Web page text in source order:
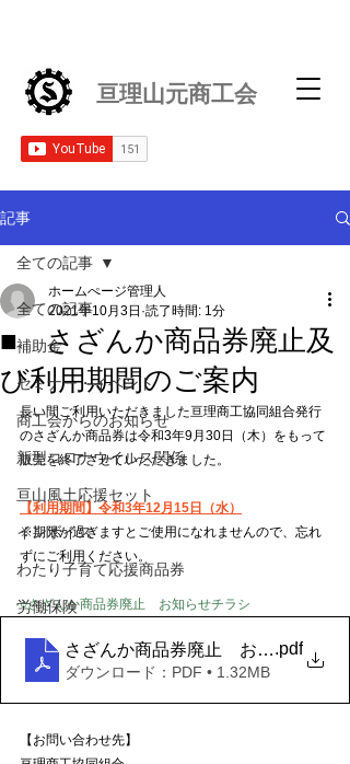
亘理山元商工会
記事
全ての記事
補助金
セミナー・イベント
商工会からのお知らせ
新型コロナウイルス関係
亘山風土応援セット
インボイス
わたり子育て応援商品券
労働保険
全ての記事
■ さざんか商品券廃止及
び利用期間のご案内
ホームぺージ管理人
2021年10月3日 読了時間: 1分
長い間ご利用いただきました亘理商工協同組合発行
のさざんか商品券は令和3年9月30日（木）をもって
販売を終了させていただきました。
【利用期間】令和3年12月15日（水）
※期限が過ぎますとご使用になれませんので、忘れ
ずにご利用ください。
○さざんか商品券廃止　お知らせチラシ
さざんか商品券廃止 お知らせチラ
.pdf
ダウンロード：PDF • 1.32MB
【お問い合わせ先】